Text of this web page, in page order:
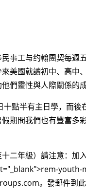
事工与约翰團契每
美國就讀初中、高中
們靈性與人際關係的
點半有主日學，而後
期間我們也有豐富多
二年級）請注意：加
youth-
。發郵件到